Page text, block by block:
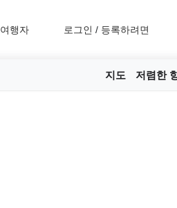
여행자 로그인 / 등록하려면
지도 저렴한